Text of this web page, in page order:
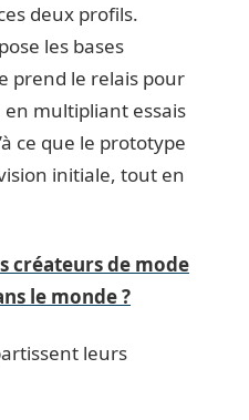
deux profils.
les bases
prend le relais pour
en multipliant essais
ce que le prototype
initiale, tout en
créateurs de mode
le monde ?
leurs